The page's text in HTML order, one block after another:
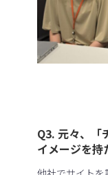
Q3. 元々、「
イメージを持